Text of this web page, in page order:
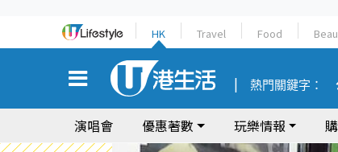
HK Travel Food
熱門關鍵字：
演唱會 優惠著數 玩樂情報